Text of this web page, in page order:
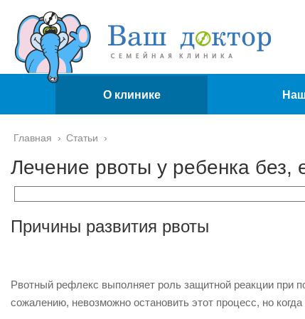
О клинике
Главная › Статьи ›
Лечение рвоты у ребенка без,
Причины развития рвоты
Рвотный рефлекс выполняет роль защитной реакции при
сожалению, невозможно остановить этот процесс, но когда